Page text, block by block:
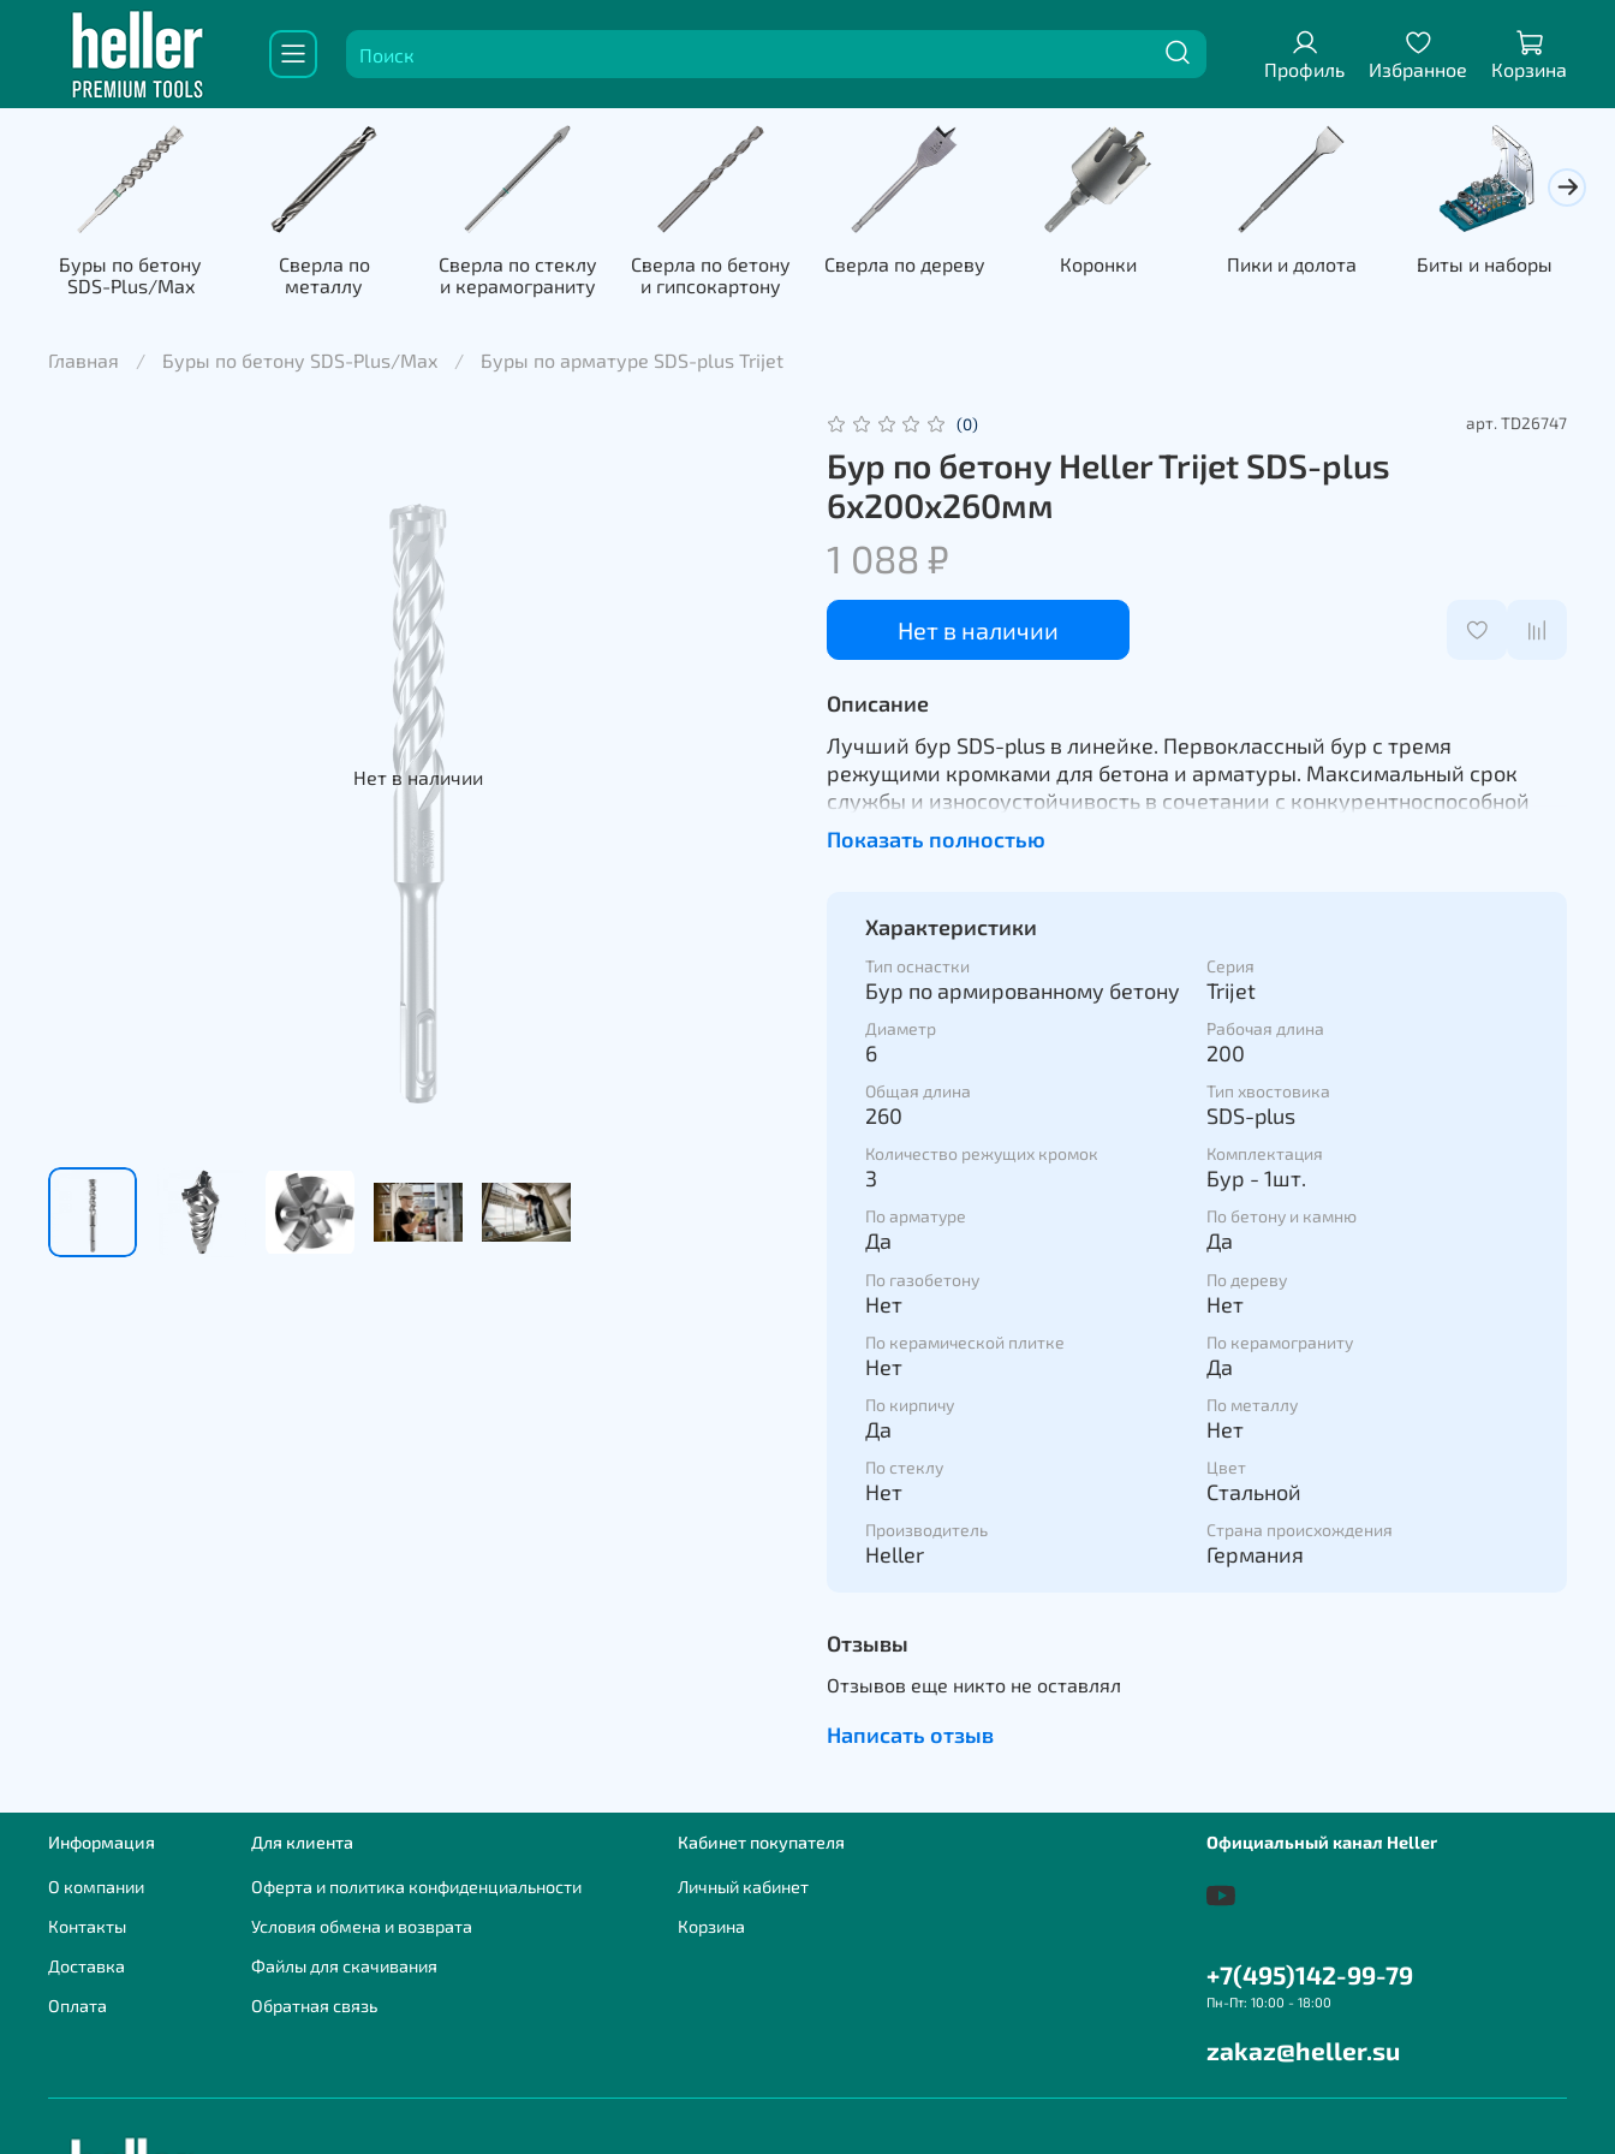
Профиль Избранное Корзина
Буры по бетону
SDS-Plus/Max
Сверла по
металлу
Сверла по стеклу
и керамограниту
Сверла по бетону
и гипсокартону
Сверла по дереву Коронки Пики и долота Биты и наборы
Главная Буры по бетону SDS-Plus/Max Буры по арматуре SDS-plus Trijet
Нет в наличии
(0) арт. TD26747
Бур по бетону Heller Trijet SDS-plus
6х200х260мм
1 088 ₽
Нет в наличии
Описание
Лучший бур SDS-plus в линейке. Первоклассный бур с тремя
режущими кромками для бетона и арматуры. Максимальный срок
службы и износоустойчивость в сочетании с конкурентноспособной
ценой делают данный бур самым популярным в своём классе. Самая
низкая скорость бурения одного отверстия среди буров SDS-plus.
пылеотведения и повышения износоустойчивости.
Показать полностью
Характеристики
Тип оснастки
Бур по армированному бетону
Серия
Trijet
Диаметр
6
Рабочая длина
200
Общая длина
260
Тип хвостовика
SDS-plus
Количество режущих кромок
3
Комплектация
Бур - 1шт.
По арматуре
Да
По бетону и камню
Да
По газобетону
Нет
По дереву
Нет
По керамической плитке
Нет
По керамограниту
Да
По кирпичу
Да
По металлу
Нет
По стеклу
Нет
Цвет
Стальной
Производитель
Heller
Страна происхождения
Германия
Отзывы
Отзывов еще никто не оставлял
Написать отзыв
Информация
О компании
Контакты
Доставка
Оплата
Для клиента
Оферта и политика конфиденциальности
Условия обмена и возврата
Файлы для скачивания
Обратная связь
Кабинет покупателя
Личный кабинет
Корзина
Официальный канал Heller
+7(495)142-99-79
Пн-Пт: 10:00 - 18:00
zakaz@heller.su